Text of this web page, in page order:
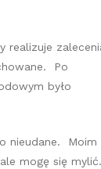
realizuje
Po
było
nieudane. Moim
mogę się mylić.